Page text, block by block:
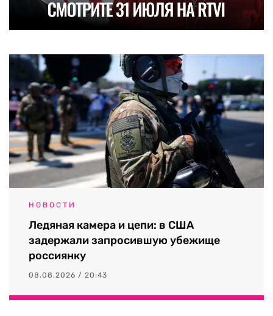
НОВОСТИ
Ледяная камера и цепи: в США
задержали запросившую убежище
россиянку
08.08.2026 / 20:43